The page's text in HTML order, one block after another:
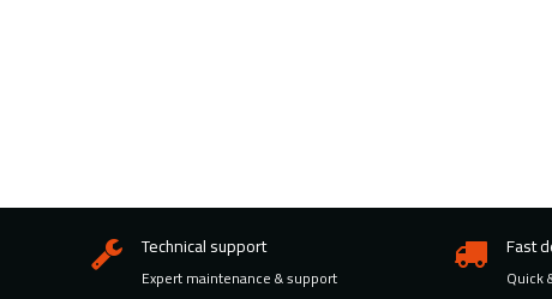
Technical support
Expert maintenance & support
Fast
Quick